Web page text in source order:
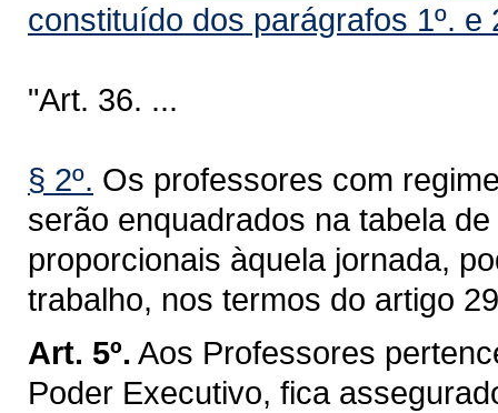
constituído dos parágrafos 1º. e
"Art. 36. ...
§ 2º. Os professores com
serão enquadrados na tabela
proporcionais àquela jornada,
trabalho, nos termos do artigo
Art. 5º. Aos Professores
Poder Executivo, fica